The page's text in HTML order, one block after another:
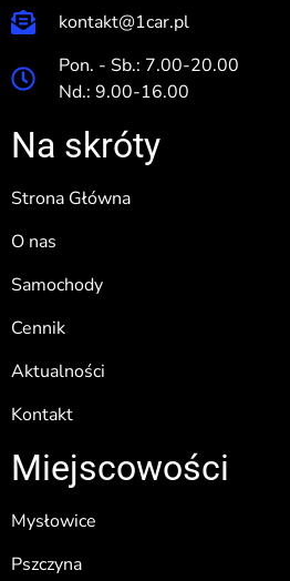
kontakt@1car.pl
Pon. - Sb.: 7.00-20.00
Nd.: 9.00-16.00
Na skróty
Strona Główna
O nas
Samochody
Cennik
Aktualności
Kontakt
Miejscowości
Mysłowice
Pszczyna